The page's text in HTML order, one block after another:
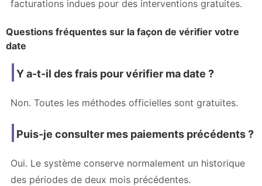
facturations indues pour des interventions gratuites.
Questions fréquentes sur la façon de vérifier votre
date
Y a-t-il des frais pour vérifier ma date ?
Non. Toutes les méthodes officielles sont gratuites.
Puis-je consulter mes paiements précédents ?
Oui. Le système conserve normalement un historique
des périodes de deux mois précédentes.